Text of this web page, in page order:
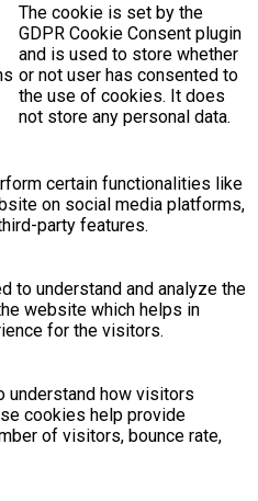
The cookie is set by the
GDPR Cookie Consent plugin
and is used to store whether
or not user has consented to
the use of cookies. It does
not store any personal data.
certain functionalities like
on social media platforms,
party features.
to understand and analyze the
website which helps in
for the visitors.
understand how visitors
cookies help provide
of visitors, bounce rate,